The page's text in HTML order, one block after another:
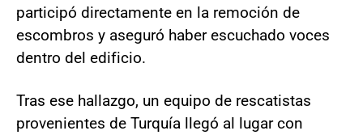
participó directamente en la remoción de
escombros y aseguró haber escuchado voces
dentro del edificio.
Tras ese hallazgo, un equipo de rescatistas
provenientes de Turquía llegó al lugar con